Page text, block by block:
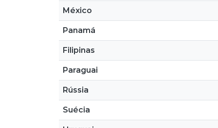
México
Panamá
Filipinas
Paraguai
Rússia
Suécia